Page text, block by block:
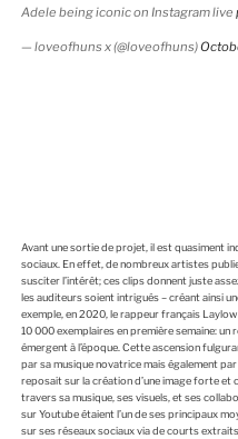
Adele being iconic on Instagram live
— loveofhuns x (@loveofhuns)
Avant une sortie de projet, il est quasiment
sociaux. En effet, de nombreux artistes
susciter l’intérêt; ces clips donnent juste
les auditeurs soient intrigués – créant ainsi
exemple, en 2020, le rappeur français
10 000 exemplaires en première semaine:
émergent à l’époque. Cette ascension
par sa musique novatrice mais également
reposait sur la création d’une image forte et
travers sa musique, ses visuels, et ses
sur Youtube étaient l’un de ses principaux
sur ses réseaux sociaux via de courts